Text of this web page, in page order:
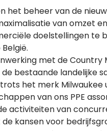
het beheer van de
van omzet
doelstellingen te
met de
bestaande landelijke
het merk Milwaukee
van ons PPE
activiteiten van
kansen voor